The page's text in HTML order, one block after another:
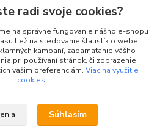
010 560
radi svoje cookies?
na správne fungovanie nášho e-shopu
tiež na sledovanie štatistík o webe,
kampaní, zapamätanie vášho
pri používaní stránok, či zobrazenie
vašim preferenciám. Viac na využitie
cookies
Súhlasím